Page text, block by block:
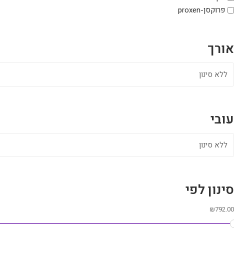
פרוקסן-proxen
אורך
עובי
סינון לפי
₪792.00